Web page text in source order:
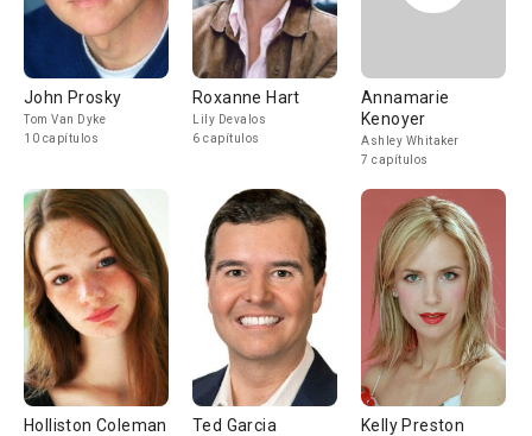
John Prosky
Tom Van Dyke
10 capítulos
Roxanne Hart
Lily Devalos
6 capítulos
Annamarie
Kenoyer
Ashley Whitaker
7 capítulos
Holliston Coleman Ted Garcia Kelly Preston